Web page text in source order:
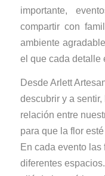
importante,
compartir con
ambiente
el que cada detalle
Desde Arlett
descubrir y a
relación entre
para que la flor
En cada evento
diferentes